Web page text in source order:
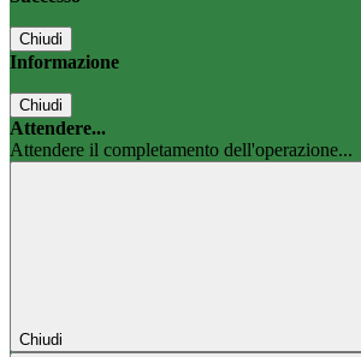
Chiudi
Informazione
Chiudi
Attendere...
Attendere il completamento dell'operazione...
Chiudi